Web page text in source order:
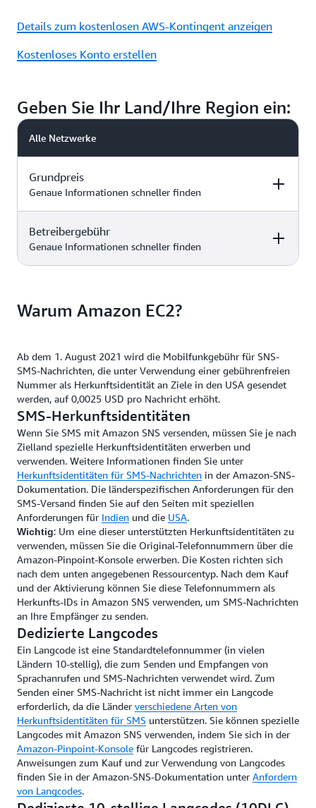
Details zum kostenlosen AWS-Kontingent anzeigen
Kostenloses Konto erstellen
Geben Sie Ihr Land/Ihre Region ein:
Alle Netzwerke
Grundpreis
Genaue Informationen schneller finden
10DLC Kurzcode
0,00302 USD 0,00302 USD 0,00289 USD
Betreibergebühr
Genaue Informationen schneller finden
Warum Amazon EC2?
Ab dem 1. August 2021 wird die Mobilfunkgebühr für SNS-
SMS-Nachrichten, die unter Verwendung einer gebührenfreien
Nummer als Herkunftsidentität an Ziele in den USA gesendet
werden, auf 0,0025 USD pro Nachricht erhöht.
SMS-Herkunftsidentitäten
Wenn Sie SMS mit Amazon SNS versenden, müssen Sie je nach
Zielland spezielle Herkunftsidentitäten erwerben und
verwenden. Weitere Informationen finden Sie unter
Herkunftsidentitäten für SMS-Nachrichten in der Amazon-SNS-
Dokumentation. Die länderspezifischen Anforderungen für den
SMS-Versand finden Sie auf den Seiten mit speziellen
Anforderungen für Indien und die USA.
Wichtig: Um eine dieser unterstützten Herkunftsidentitäten zu
verwenden, müssen Sie die Original-Telefonnummern über die
Amazon-Pinpoint-Konsole erwerben. Die Kosten richten sich
nach dem unten angegebenen Ressourcentyp. Nach dem Kauf
und der Aktivierung können Sie diese Telefonnummern als
Herkunfts-IDs in Amazon SNS verwenden, um SMS-Nachrichten
an Ihre Empfänger zu senden.
Dedizierte Langcodes
Ein Langcode ist eine Standardtelefonnummer (in vielen
Ländern 10-stellig), die zum Senden und Empfangen von
Sprachanrufen und SMS-Nachrichten verwendet wird. Zum
Senden einer SMS-Nachricht ist nicht immer ein Langcode
erforderlich, da die Länder verschiedene Arten von
Herkunftsidentitäten für SMS unterstützen. Sie können spezielle
Langcodes mit Amazon SNS verwenden, indem Sie sich in der
Amazon-Pinpoint-Konsole für Langcodes registrieren.
Anweisungen zum Kauf und zur Verwendung von Langcodes
finden Sie in der Amazon-SNS-Dokumentation unter Anfordern
von Langcodes.